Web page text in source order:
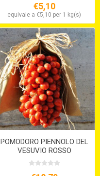
€5,10
equivale a €5,10 per 1 kg(s)
POMODORO PIENNOLO DEL
VESUVIO ROSSO